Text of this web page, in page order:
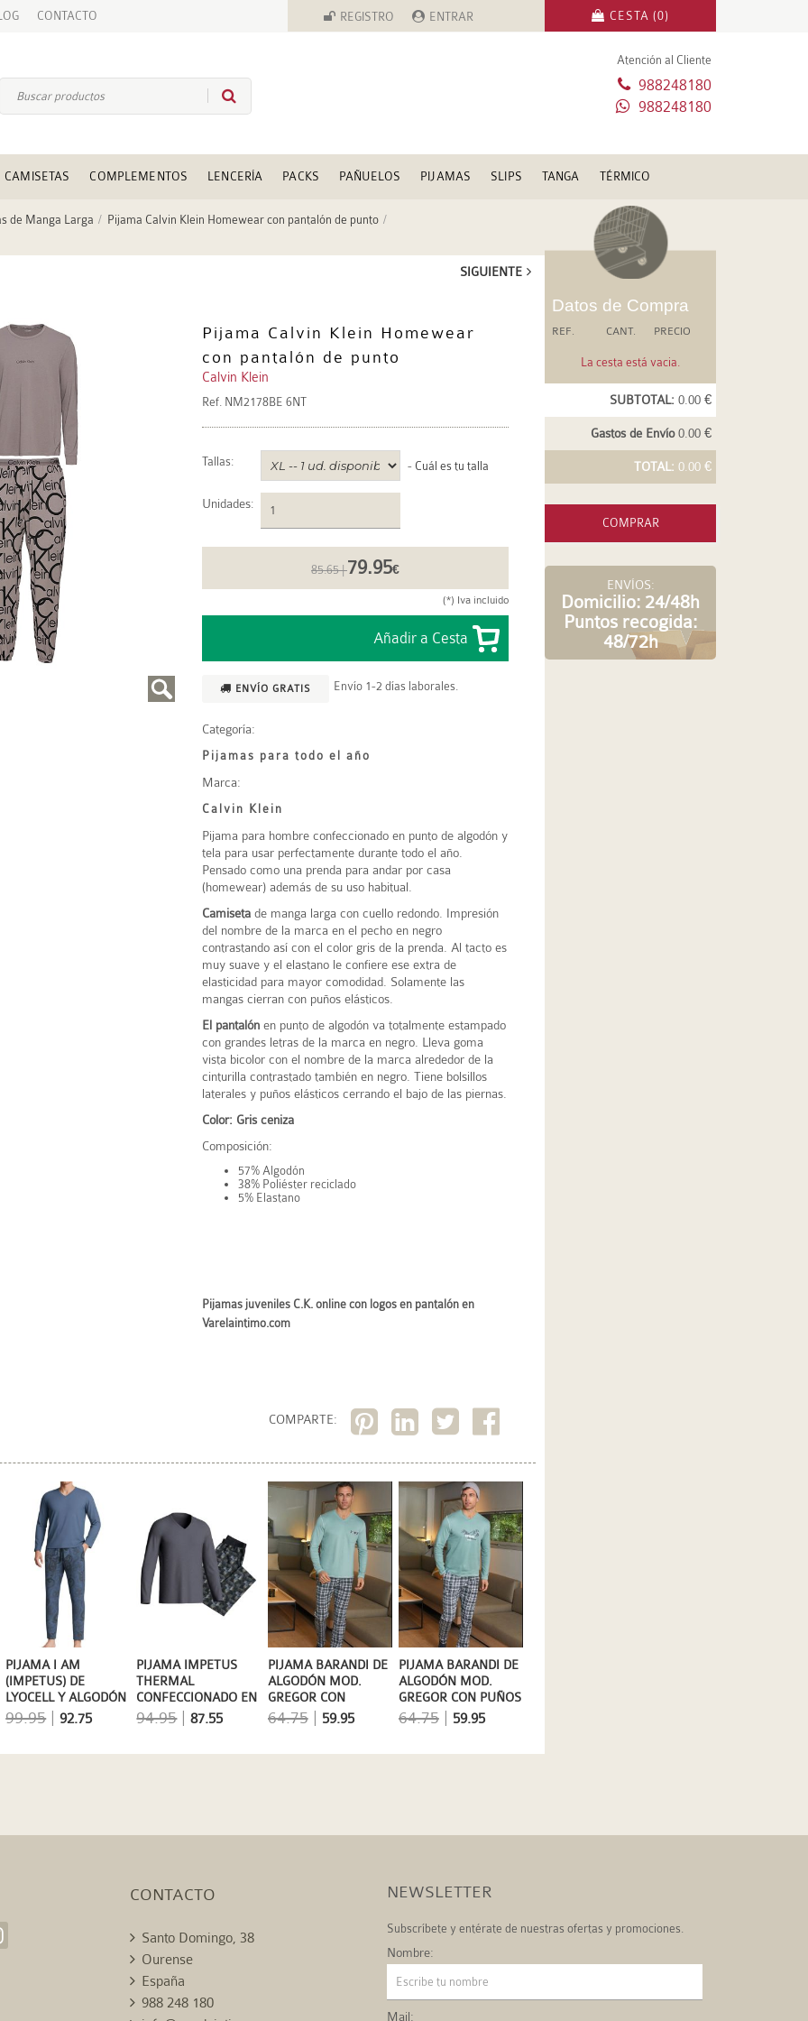
CONTACTO REGISTRO ENTRAR CESTA (0)
Atención al Cliente
988248180
988248180
CAMISETAS COMPLEMENTOS LENCERÍA PACKS PAÑUELOS PIJAMAS SLIPS TANGA TÉRMICO
de Manga Larga Pijama Calvin Klein Homewear con pantalón de punto
SIGUIENTE
Pijama Calvin Klein Homewear
con pantalón de punto
Calvin Klein
Ref. NM2178BE 6NT
Tallas: - Cuál es tu talla
Unidades:
85.65 |79.95€
(*) Iva incluido
ENVÍO GRATIS Envío 1-2 días laborales.
Categoría:
Pijamas para todo el año
Marca:
Calvin Klein
Pijama para hombre confeccionado en punto de algodón y
tela para usar perfectamente durante todo el año.
Pensado como una prenda para andar por casa
(homewear) además de su uso habitual.
Camiseta de manga larga con cuello redondo. Impresión
del nombre de la marca en el pecho en negro
contrastando así con el color gris de la prenda. Al tacto es
muy suave y el elastano le confiere ese extra de
elasticidad para mayor comodidad. Solamente las
mangas cierran con puños elásticos.
El pantalón en punto de algodón va totalmente estampado
con grandes letras de la marca en negro. Lleva goma
vista bicolor con el nombre de la marca alrededor de la
cinturilla contrastado también en negro. Tiene bolsillos
laterales y puños elásticos cerrando el bajo de las piernas.
Color: Gris ceniza
Composición:
57% Algodón
38% Poliéster reciclado
5% Elastano
Pijamas juveniles C.K. online con logos en pantalón en
Varelaintimo.com
COMPARTE:
PIJAMA BARANDI DE
ALGODÓN MOD.
GREGOR CON PUÑOS
64.75| 59.95
PIJAMA BARANDI DE
ALGODÓN MOD.
GREGOR CON
BOSILLO EN EL
64.75| 59.95
PIJAMA IMPETUS
THERMAL
CONFECCIONADO EN
MODAL Y
POLIÉSTER.
94.95|87.55
PIJAMA I AM
(IMPETUS) DE
LYOCELL Y ALGODÓN
EN AZUL GRISACEO
99.95|92.75
Datos de Compra
REF. CANT. PRECIO
La cesta está vacia.
SUBTOTAL: 0.00 €
Gastos de Envío0.00 €
TOTAL: 0.00 €
COMPRAR
ENVÍOS:
Domicilio: 24/48h
Puntos recogida:
48/72h
CONTACTO
Santo Domingo, 38
Ourense
España
988 248 180
NEWSLETTER
Subscríbete y entérate de nuestras ofertas y promociones.
Nombre:
Mail: